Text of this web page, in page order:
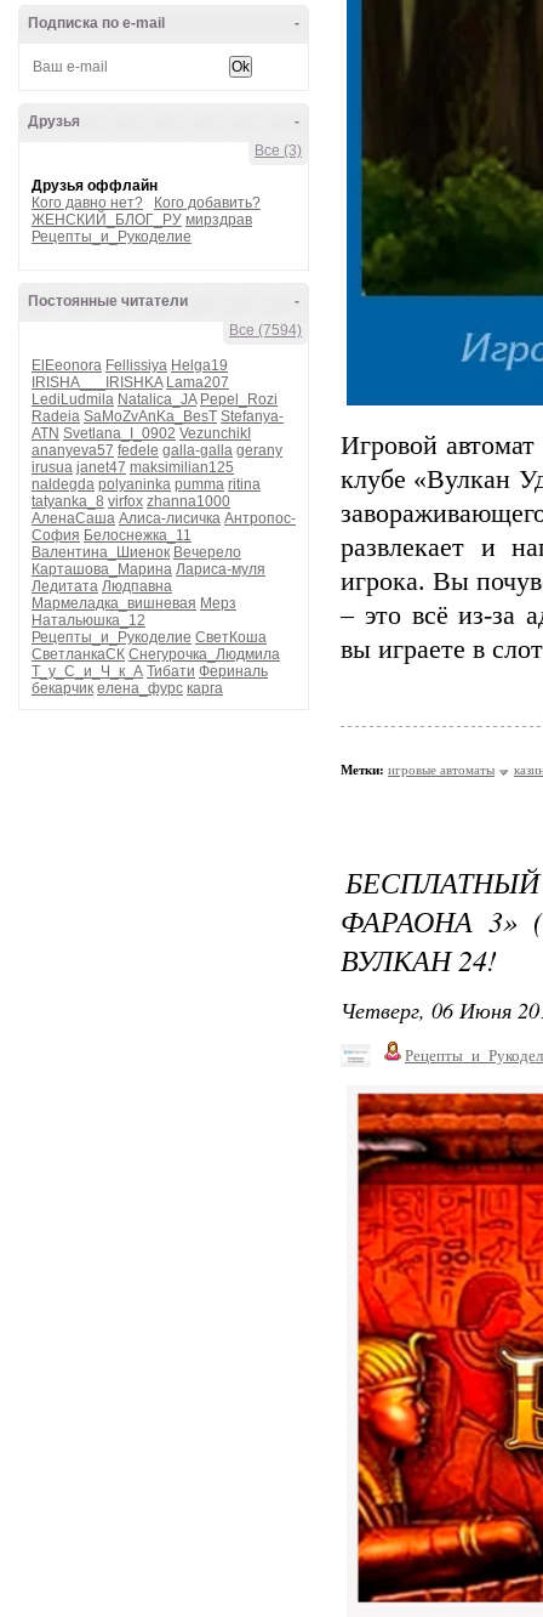
-
Подписка по e-mail
-
Друзья
Все (3)
Друзья оффлайн
Кого давно нет?
Кого добавить?
ЖЕНСКИЙ_БЛОГ_РУ мирздрав
Рецепты_и_Рукоделие
-
Постоянные читатели
Все (7594)
ElEeonora Fellissiya Helga19
IRISHA___IRISHKA Lama207
LediLudmila Natalica_JA Pepel_Rozi
Radeia SaMoZvAnKa_BesT Stefanya-
ATN Svetlana_I_0902 VezunchikI
ananyeva57 fedele galla-galla gerany
irusua janet47 maksimilian125
naldegda polyaninka pumma ritina
tatyanka_8 virfox zhanna1000
АленаСаша Алиса-лисичка Антропос-
София Белоснежка_11
Валентина_Шиенок Вечерело
Карташова_Марина Лариса-муля
Ледитата Людпавна
Мармеладка_вишневая Мерз
Натальюшка_12
Рецепты_и_Рукоделие СветКоша
СветланкаСК Снегурочка_Людмила
Т_у_С_и_Ч_к_А Тибати Фериналь
бекарчик елена_фурс карга
Игровой
клубе «Вулкан
развлекает и
игрока. Вы
– это всё из-за
вы играете в
Метки: игровые автоматы
ФАРАОНА 3»
ВУЛКАН 24!
Четверг, 06 Июня